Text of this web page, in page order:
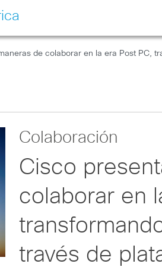
de colaborar en la era Post PC,
Colaboración
Cisco
colaborar en
través de